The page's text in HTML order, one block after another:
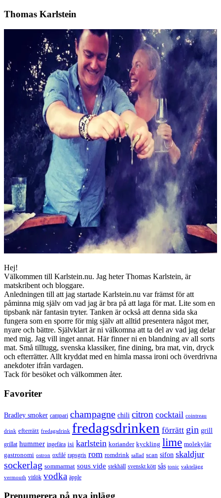
Thomas Karlstein
Hej!
Välkommen till Karlstein.nu. Jag heter Thomas Karlstein, är
matskribent och bloggare.
Anledningen till att jag startade Karlstein.nu var främst för att
påminna mig själv om vad jag är bra på att laga för mat. Lite som en
tipsbank när fantasin tryter. Tanken är också att denna sida ska
fungera som en sporre för mig själv att alltid presentera något mer,
nyare och bättre. Självklart är ni välkomna att ta del av vad jag delar
med mig. Jag vill inget annat. Här finner ni en blandning av all sorts
mat. Små tilltugg, svenska klassiker, fine dining, bra mat, vin, dryck
och efterrätter. Allt kryddat med en himla massa ironi och överdrivna
anekdoter ifrån vardagen.
Tack för besöket och välkommen åter.
Favoriter
Bradley smoker campari champagne chili citron cocktail cointreau
drink efterrätt fredagsdrink fredagsdrinken förrätt gin grill
grillat hummer ingefära isi karlstein koriander kyckling lime molekylär
gastronomi ostron oxfilé rapsgris rom romdrink sallad scan sifon skaldjur
sockerlag sommarmat sous vide stekhäll svenskt kött sås tonic vaktelägg
vermouth vitlök vodka äpple
Prenumerera på nya inlägg